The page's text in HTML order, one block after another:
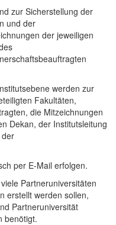
zur Sicherstellung der
und der
der jeweiligen
werden zur
Fakultäten,
die Mitzeichnungen
Dekan, der Institutsleitung
per E-Mail erfolgen.
Partneruniversitäten
erstellt werden sollen,
Partneruniversität
benötigt.